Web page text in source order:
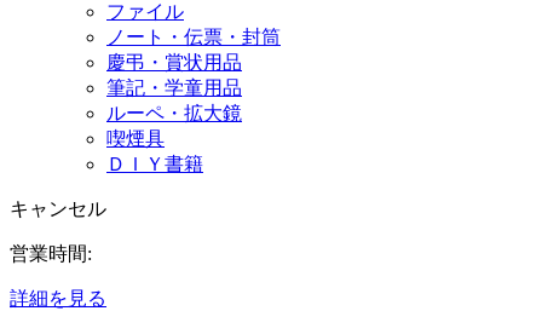
ファイル
ノート・伝票・封筒
慶弔・賞状用品
筆記・学童用品
ルーペ・拡大鏡
喫煙具
ＤＩＹ書籍
キャンセル
営業時間:
詳細を見る